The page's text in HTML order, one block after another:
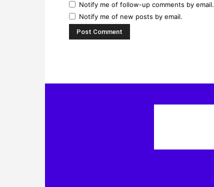
Notify me of follow-up comments by email.
Notify me of new posts by email.